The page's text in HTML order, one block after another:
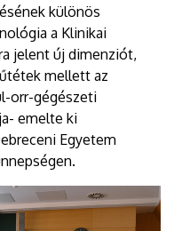
különös
a Klinikai
jelent új dimenziót,
mellett az
orr-gégészeti
emelte ki
Egyetem